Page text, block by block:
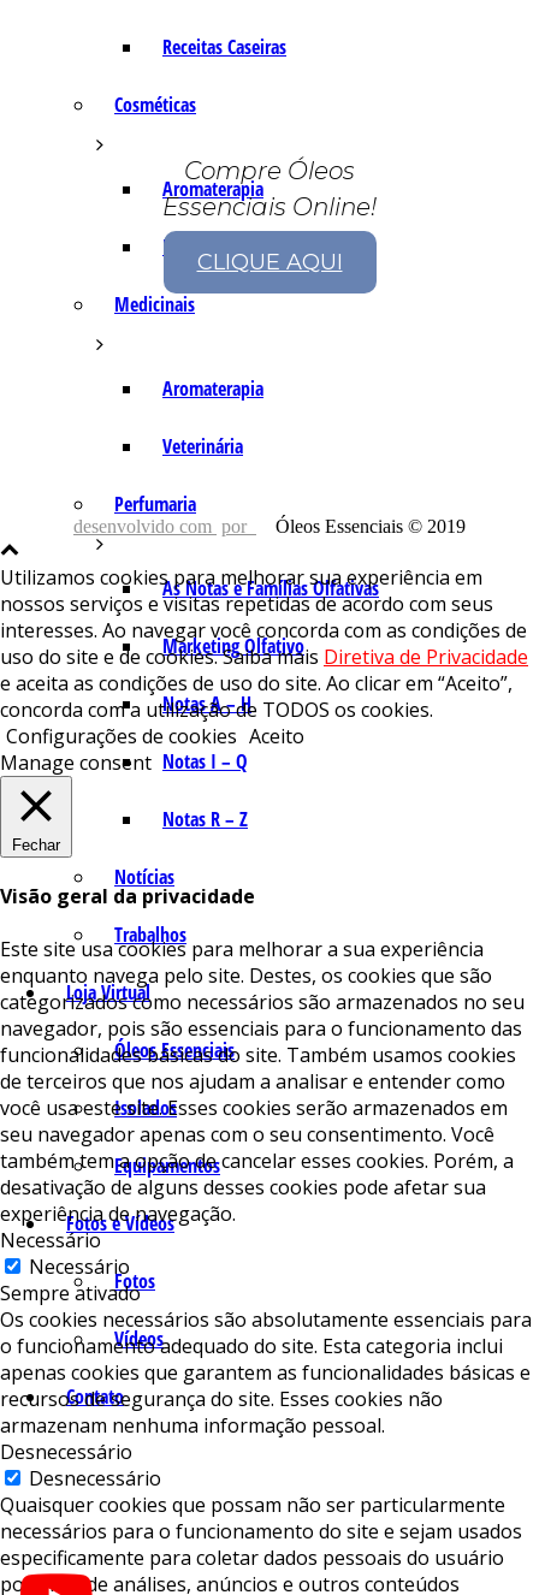
Receitas Caseiras
Cosméticas
Aromaterapia
Fórmulas Caseiras
Medicinais
Aromaterapia
Veterinária
Perfumaria
As Notas e Famílias Olfativas
Marketing Olfativo
Notas A – H
Notas I – Q
Notas R – Z
Notícias
Trabalhos
Loja Virtual
Óleos Essenciais
Isolados
Equipamentos
Fotos e Vídeos
Fotos
Vídeos
Contato
Compre Óleos
Essenciais Online!
CLIQUE AQUI
desenvolvido com por Óleos Essenciais © 2019
Utilizamos cookies para melhorar sua experiência em
nossos serviços e visitas repetidas de acordo com seus
interesses. Ao navegar você concorda com as condições de
uso do site e de cookies. Saiba mais Diretiva de Privacidade
e aceita as condições de uso do site. Ao clicar em “Aceito”,
concorda com a utilização de TODOS os cookies.
Configurações de cookies Aceito
Manage consent
Fechar
Visão geral da privacidade
Este site usa cookies para melhorar a sua experiência
enquanto navega pelo site. Destes, os cookies que são
categorizados como necessários são armazenados no seu
navegador, pois são essenciais para o funcionamento das
funcionalidades básicas do site. Também usamos cookies
de terceiros que nos ajudam a analisar e entender como
você usa este site. Esses cookies serão armazenados em
seu navegador apenas com o seu consentimento. Você
também tem a opção de cancelar esses cookies. Porém, a
desativação de alguns desses cookies pode afetar sua
experiência de navegação.
Necessário
Necessário
Sempre ativado
Os cookies necessários são absolutamente essenciais para
o funcionamento adequado do site. Esta categoria inclui
apenas cookies que garantem as funcionalidades básicas e
recursos de segurança do site. Esses cookies não
armazenam nenhuma informação pessoal.
Desnecessário
Desnecessário
Quaisquer cookies que possam não ser particularmente
necessários para o funcionamento do site e sejam usados ​​
especificamente para coletar dados pessoais do usuário
por meio de análises, anúncios e outros conteúdos